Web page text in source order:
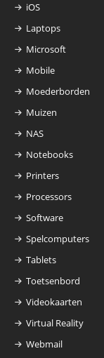
iOS
Laptops
Microsoft
Mobile
Moederborden
Muizen
NAS
Notebooks
Printers
Processors
Software
Spelcomputers
Tablets
Toetsenbord
Videokaarten
Virtual Reality
Webmail